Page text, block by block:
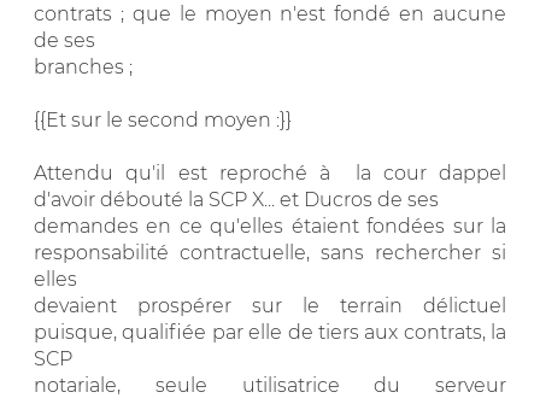
contrats ; que le moyen n'est fondé en aucune
de ses
branches ;
{{Et sur le second moyen :}}
Attendu qu'il est reproché à la cour dappel
d'avoir débouté la SCP X... et Ducros de ses
demandes en ce qu'elles étaient fondées sur la
responsabilité contractuelle, sans rechercher si
elles
devaient prospérer sur le terrain délictuel
puisque, qualifiée par elle de tiers aux contrats, la
SCP
notariale, seule utilisatrice du serveur